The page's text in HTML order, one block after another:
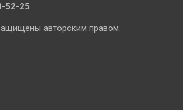
52-25
авторским правом.